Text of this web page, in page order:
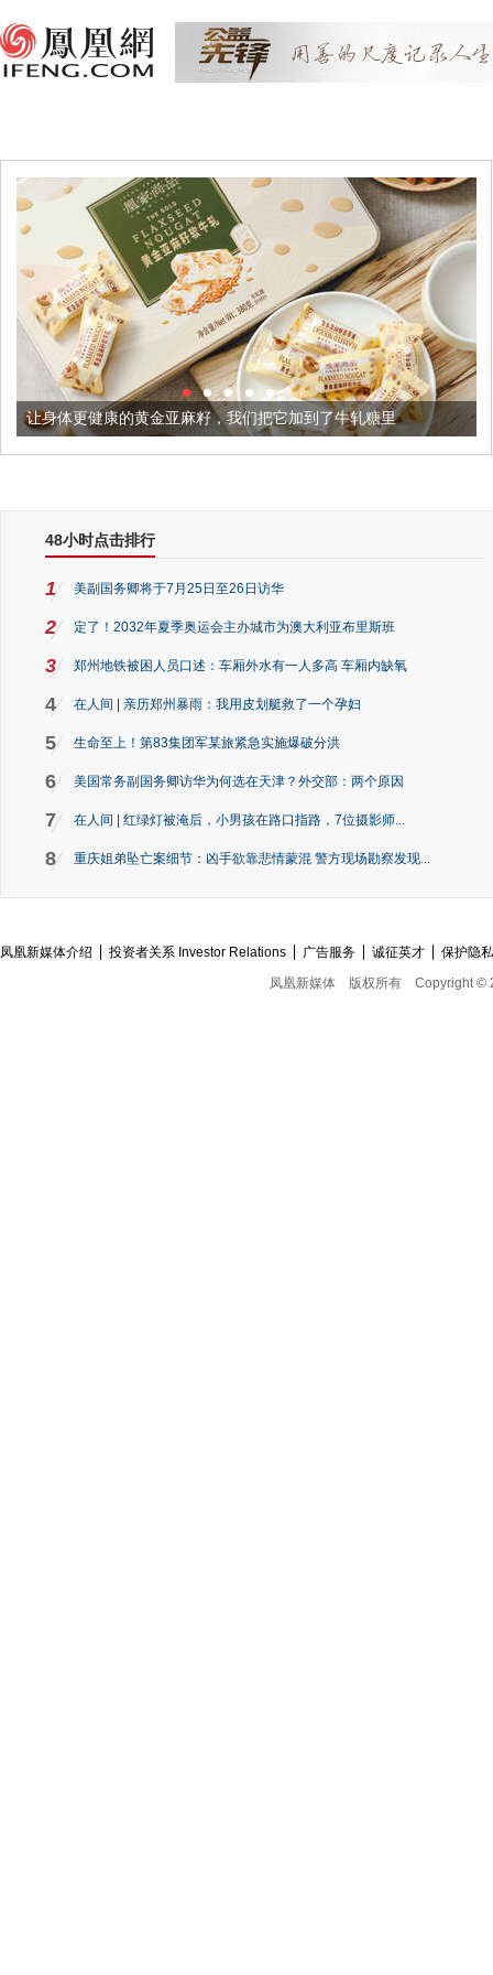
康的黄金亚麻籽，我们把它加到了牛轧糖里 被列入佛家七
48小时点击排行
1 美副国务卿将于7月25日至26日访华
2 定了！2032年夏季奥运会主办城市为澳大利亚布里斯班
3 郑州地铁被困人员口述：车厢外水有一人多高 车厢内缺氧
4 在人间 | 亲历郑州暴雨：我用皮划艇救了一个孕妇
5 生命至上！第83集团军某旅紧急实施爆破分洪
6 美国常务副国务卿访华为何选在天津？外交部：两个原因
7 在人间 | 红绿灯被淹后，小男孩在路口指路，7位摄影师...
8 重庆姐弟坠亡案细节：凶手欲靠悲情蒙混 警方现场勘察发现...
凤凰新媒体介绍 投资者关系 Investor Relations 广告服务 诚征英才
保护隐
凤凰新媒体
版权所有 Copyright ©